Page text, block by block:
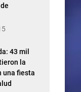
43 mil
la
una fiesta